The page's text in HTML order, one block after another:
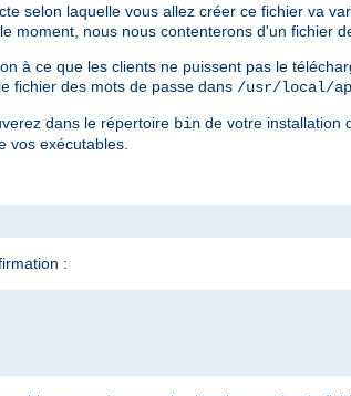
selon laquelle vous allez créer ce fichier va
nous nous contenterons d'un fichier
à ce que les clients ne puissent pas le
fichier des mots de passe dans /usr/local/
dans le répertoire bin de votre installation
vos exécutables.
: